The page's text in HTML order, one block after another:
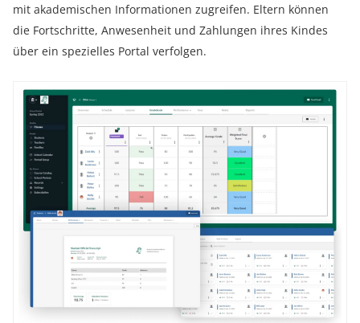
mit akademischen Informationen zugreifen. Eltern können
die Fortschritte, Anwesenheit und Zahlungen ihres Kindes
über ein spezielles Portal verfolgen.